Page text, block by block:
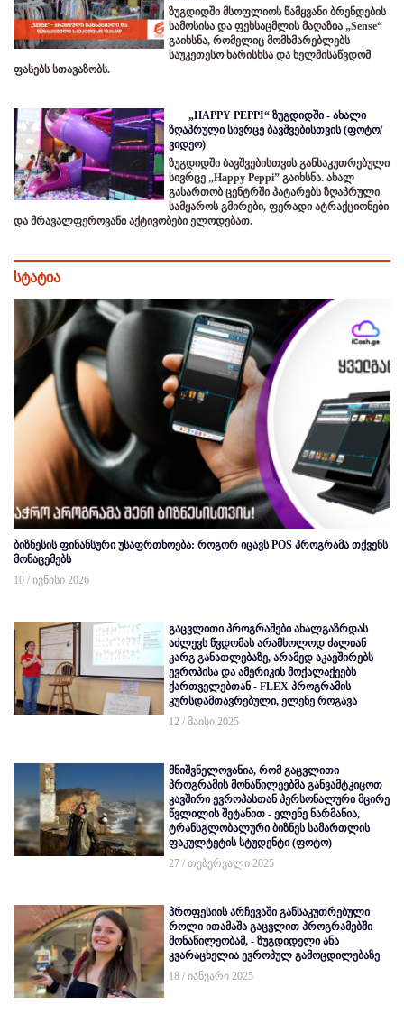
ზუგდიდში მსოფლიოს წამყვანი ბრენდების
სამოსისა და ფეხსაცმლის მაღაზია „Sense“
გაიხსნა, რომელიც მომხმარებლებს
საუკეთესო ხარისხსა და ხელმისაწვდომ
ფასებს სთავაზობს.
„HAPPY PEPPI“ ზუგდიდში - ახალი
ზღაპრული სივრცე ბავშვებისთვის (ფოტო/
ვიდეო)
ზუგდიდში ბავშვებისთვის განსაკუთრებული
სივრცე „Happy Peppi” გაიხსნა. ახალ
გასართობ ცენტრში პატარებს ზღაპრული
სამყაროს გმირები, ფერადი ატრაქციონები
და მრავალფეროვანი აქტივობები ელოდებათ.
სტატია
ბიზნესის ფინანსური უსაფრთხოება: როგორ იცავს POS პროგრამა თქვენს
მონაცემებს
10 / ივნისი 2026
გაცვლითი პროგრამები ახალგაზრდას
აძლევს წვდომას არამხოლოდ ძალიან
კარგ განათლებაზე, არამედ აკავშირებს
ევროპისა და ამერიკის მოქალაქეებს
ქართველებთან - FLEX პროგრამის
კურსდამთავრებული, ელენე როგავა
12 / მაისი 2025
მნიშვნელოვანია, რომ გაცვლითი
პროგრამის მონაწილეებმა განვამტკიცოთ
კავშირი ევროპასთან პერსონალური მცირე
წვლილის შეტანით - ელენე ნარმანია,
ტრანსგლობალური ბიზნეს სამართლის
ფაკულტეტის სტუდენტი (ფოტო)
27 / თებერვალი 2025
პროფესიის არჩევაში განსაკუთრებული
როლი ითამაშა გაცვლით პროგრამებში
მონაწილეობამ, - ზუგდიდელი ანა
კვარაცხელია ევროპულ გამოცდილებაზე
18 / იანვარი 2025